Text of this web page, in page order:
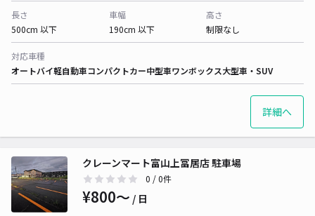
長さ
500cm 以下
車幅
190cm 以下
高さ
制限なし
対応車種
オートバイ軽自動車コンパクトカー中型車ワンボックス大型車・SUV
詳細へ
クレーンマート富山上冨居店 駐車場
0 / 0件
¥800〜 / 日